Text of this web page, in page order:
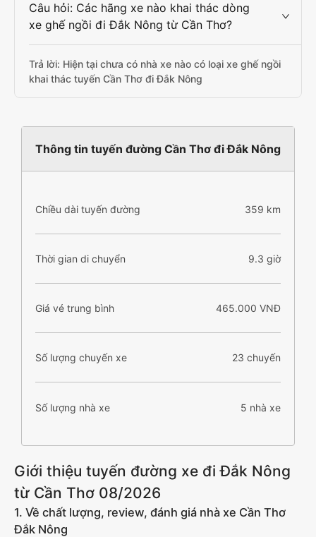
Câu hỏi: Các hãng xe nào khai thác dòng
xe ghế ngồi đi Đắk Nông từ Cần Thơ?
Trả lời: Hiện tại chưa có nhà xe nào có loại xe ghế ngồi
khai thác tuyến Cần Thơ đi Đắk Nông
Thông tin tuyến đường Cần Thơ đi Đắk Nông
Chiều dài tuyến đường 359 km
Thời gian di chuyển 9.3 giờ
Giá vé trung bình 465.000 VNĐ
Số lượng chuyến xe 23 chuyến
Số lượng nhà xe 5 nhà xe
Giới thiệu tuyến đường xe đi Đắk Nông
từ Cần Thơ 08/2026
1. Về chất lượng, review, đánh giá nhà xe Cần Thơ
Đắk Nông